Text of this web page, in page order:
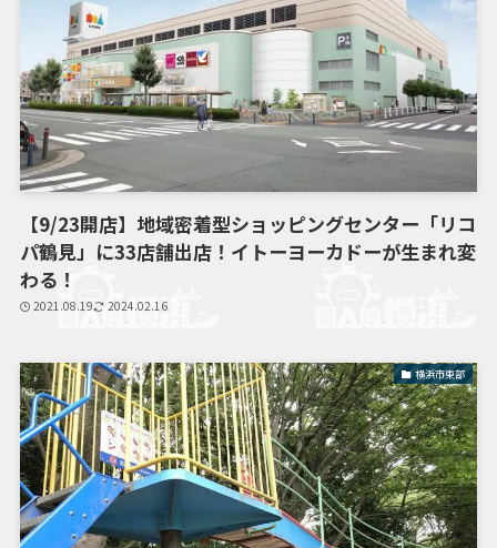
【9/23開店】地域密着型ショッピングセンター「リコ
パ鶴見」に33店舗出店！イトーヨーカドーが生まれ変
わる！
2021.08.19 2024.02.16
横浜市東部